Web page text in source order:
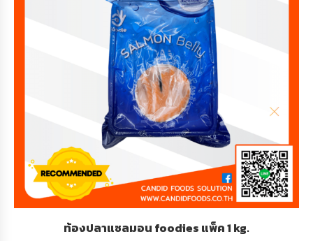
ท้องปลาแซลมอน foodies แพ็ค 1 kg.